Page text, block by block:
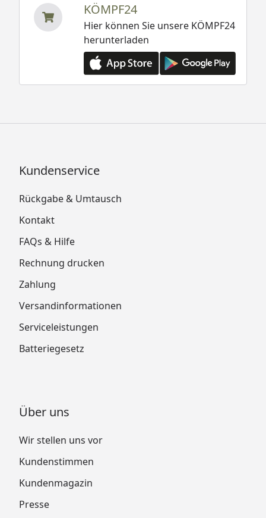
KÖMPF24
Hier können Sie unsere KÖMPF24
herunterladen
Kundenservice
Rückgabe & Umtausch
Kontakt
FAQs & Hilfe
Rechnung drucken
Zahlung
Versandinformationen
Serviceleistungen
Batteriegesetz
Über uns
Wir stellen uns vor
Kundenstimmen
Kundenmagazin
Presse